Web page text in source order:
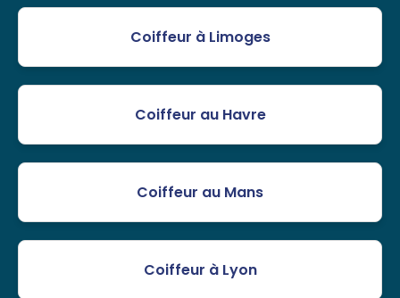
Coiffeur à Limoges
Coiffeur au Havre
Coiffeur au Mans
Coiffeur à Lyon